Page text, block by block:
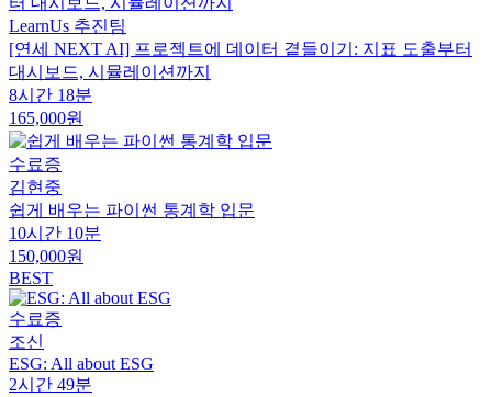
LearnUs 추진팀
[연세 NEXT AI] 프로젝트에 데이터 곁들이기: 지표 도출부터
대시보드, 시뮬레이션까지
8시간 18분
165,000원
수료증
김현중
쉽게 배우는 파이썬 통계학 입문
10시간 10분
150,000원
BEST
수료증
조신
ESG: All about ESG
2시간 49분